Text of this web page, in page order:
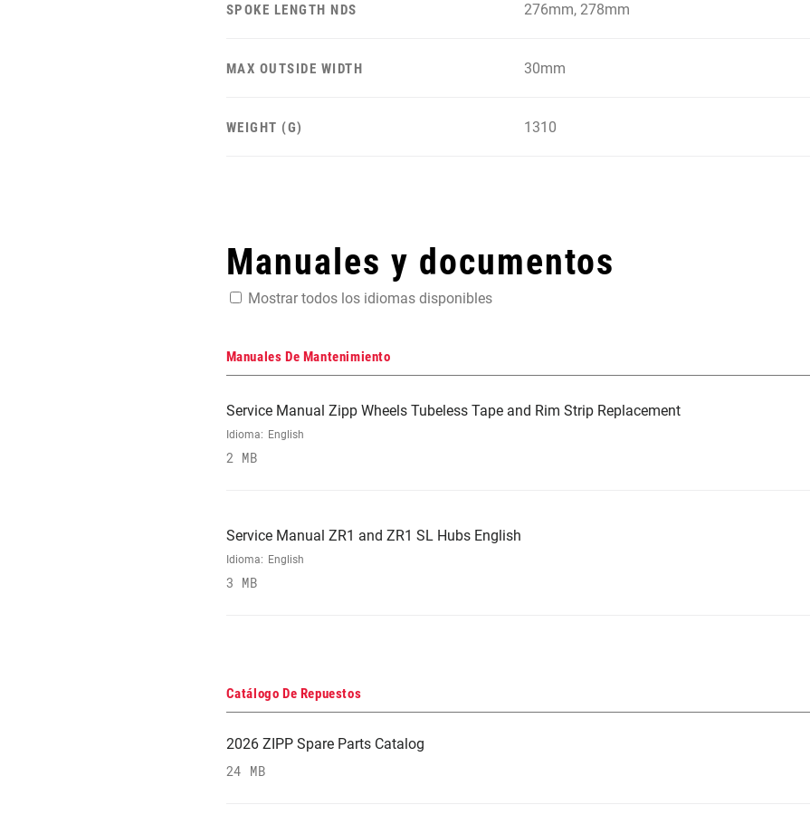
SPOKE LENGTH NDS 276mm, 278mm
MAX OUTSIDE WIDTH 30mm
WEIGHT (G) 1310
Manuales y documentos
Mostrar todos los idiomas disponibles
Manuales De Mantenimiento
Service Manual Zipp Wheels Tubeless Tape and Rim Strip Replacement
Idioma: English
2 MB
Service Manual ZR1 and ZR1 SL Hubs English
Idioma: English
3 MB
Catálogo De Repuestos
2026 ZIPP Spare Parts Catalog
24 MB